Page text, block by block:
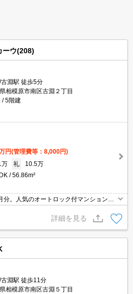
ーウ(208)
淵駅 徒歩5分
相模原市南区古淵２丁目
5階建
円(管理費等：8,000円)
万 礼
10.5万
56.86m²
。人気のオートロック付マンション。
な都市ガス使用。追い焚き機能付きバ
インターネット120Mbps Wi-Fi無料。
詳細を見る
淵駅 徒歩11分
相模原市南区古淵５丁目